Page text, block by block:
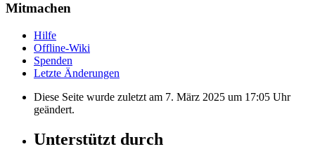
Mitmachen
Hilfe
Offline-Wiki
Spenden
Letzte Änderungen
Diese Seite wurde zuletzt am 7. März 2025 um 17:05 Uhr
geändert.
Unterstützt durch